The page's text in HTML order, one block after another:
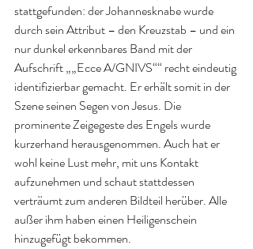
stattgefunden: der Johannesknabe wurde
durch sein Attribut – den Kreuzstab – und ein
nur dunkel erkennbares Band mit der
Aufschrift „„Ecce A/GNIVS““ recht eindeutig
identifizierbar gemacht. Er erhält somit in der
Szene seinen Segen von Jesus. Die
prominente Zeigegeste des Engels wurde
kurzerhand herausgenommen. Auch hat er
wohl keine Lust mehr, mit uns Kontakt
aufzunehmen und schaut stattdessen
verträumt zum anderen Bildteil herüber. Alle
außer ihm haben einen Heiligenschein
hinzugefügt bekommen.